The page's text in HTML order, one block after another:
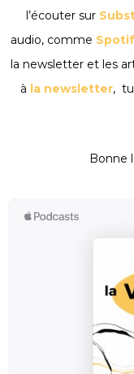
l’écouter sur
audio, comme
la newsletter et les
à la newsletter, tu
Bonne